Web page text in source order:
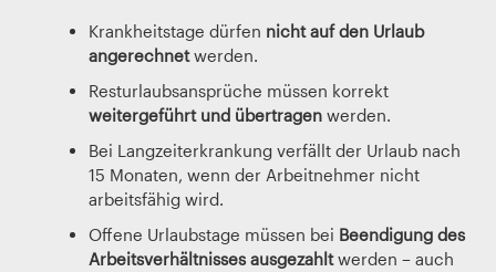
Krankheitstage dürfen nicht auf den Urlaub
angerechnetwerden.
Resturlaubsansprüche müssen korrekt
weitergeführt und übertragen werden.
Bei Langzeiterkrankung verfällt der Urlaub nach
15 Monaten, wenn der Arbeitnehmer nicht
arbeitsfähig wird.
Offene Urlaubstage müssen bei Beendigung des
Arbeitsverhältnisses ausgezahltwerden – auch